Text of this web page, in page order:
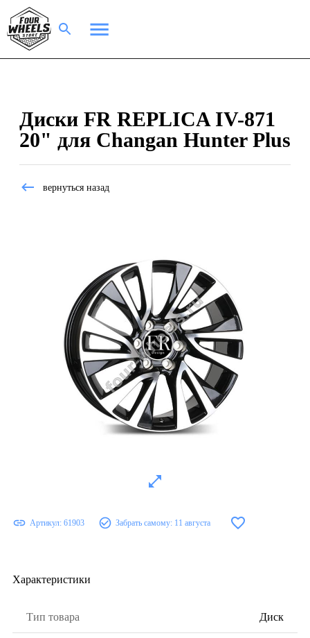
Диски FR REPLICA IV-871
20" для Changan Hunter Plus
вернуться назад
Артикул: 61903 Забрать самому: 11 августа
Характеристики
Тип товара Диск